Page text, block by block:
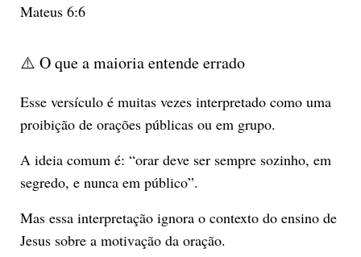
Mateus 6:6
⚠️ O que a maioria entende errado
Esse versículo é muitas vezes interpretado como uma
proibição de orações públicas ou em grupo.
A ideia comum é: “orar deve ser sempre sozinho, em
segredo, e nunca em público”.
Mas essa interpretação ignora o contexto do ensino de
Jesus sobre a motivação da oração.